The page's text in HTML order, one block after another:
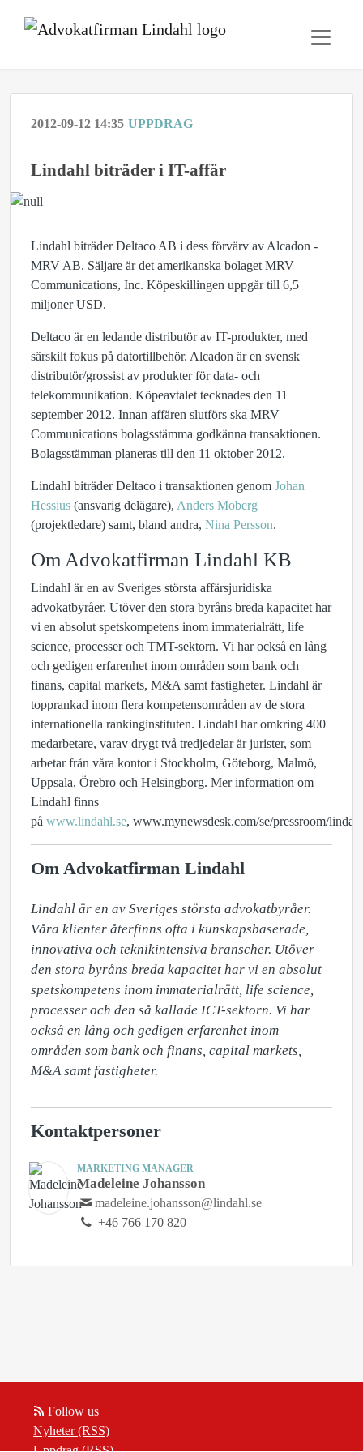
2012-09-12 14:35 UPPDRAG
Lindahl biträder i IT-affär
Lindahl biträder Deltaco AB i dess förvärv av Alcadon -
MRV AB. Säljare är det amerikanska bolaget MRV
Communications, Inc. Köpeskillingen uppgår till 6,5
miljoner USD.
Deltaco är en ledande distributör av IT-produkter, med
särskilt fokus på datortillbehör. Alcadon är en svensk
distributör/grossist av produkter för data- och
telekommunikation. Köpeavtalet tecknades den 11
september 2012. Innan affären slutförs ska MRV
Communications bolagsstämma godkänna transaktionen.
Bolagsstämman planeras till den 11 oktober 2012.
Lindahl biträder Deltaco i transaktionen genom Johan
Hessius (ansvarig delägare), Anders Moberg
(projektledare) samt, bland andra, Nina Persson.
Om Advokatfirman Lindahl KB
Lindahl är en av Sveriges största affärsjuridiska
advokatbyråer. Utöver den stora byråns breda kapacitet har
vi en absolut spetskompetens inom immaterialrätt, life
science, processer och TMT-sektorn. Vi har också en lång
och gedigen erfarenhet inom områden som bank och
finans, capital markets, M&A samt fastigheter. Lindahl är
topprankad inom flera kompetensområden av de stora
internationella rankinginstituten. Lindahl har omkring 400
medarbetare, varav drygt två tredjedelar är jurister, som
arbetar från våra kontor i Stockholm, Göteborg, Malmö,
Uppsala, Örebro och Helsingborg. Mer information om
Lindahl finns
på www.lindahl.se, www.mynewsdesk.com/se/pressroom/lindahl
Om Advokatfirman Lindahl
Lindahl är en av Sveriges största advokatbyråer.
Våra klienter återfinns ofta i kunskapsbaserade,
innovativa och teknikintensiva branscher. Utöver
den stora byråns breda kapacitet har vi en absolut
spetskompetens inom immaterialrätt, life science,
processer och den så kallade ICT-sektorn. Vi har
också en lång och gedigen erfarenhet inom
områden som bank och finans, capital markets,
M&A samt fastigheter.
Kontaktpersoner
MARKETING MANAGER
Madeleine Johansson
madeleine.johansson@lindahl.se
+46 766 170 820
Follow us
Nyheter (RSS)